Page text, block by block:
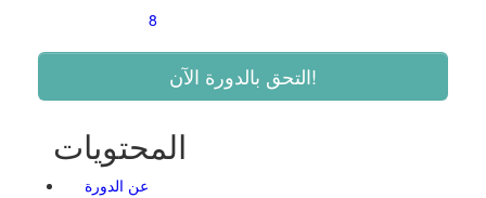
8
المحتويات
عن الدورة